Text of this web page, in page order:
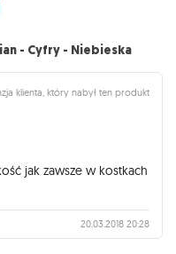
- Cyfry - Niebieska
klienta, który nabył ten produkt
jak zawsze w kostkach
20.03.2018 20:28